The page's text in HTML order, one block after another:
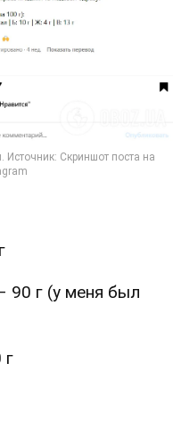
90 г (у меня был
г